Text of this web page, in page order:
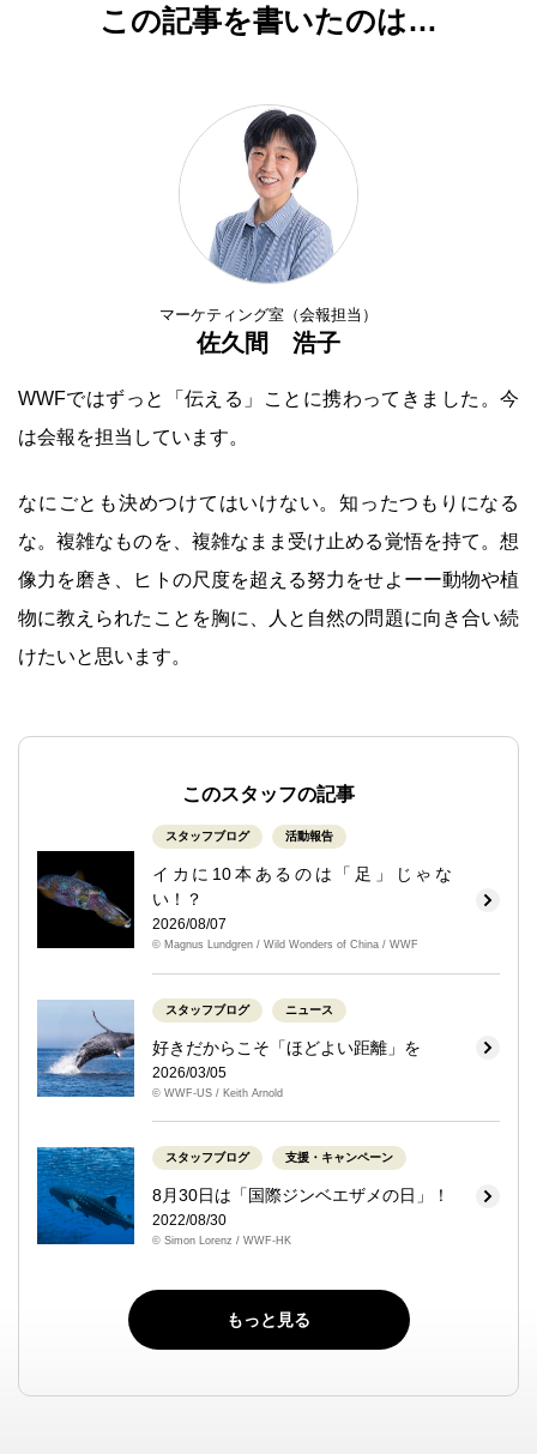
この記事を書いたのは…
マーケティング室（会報担当）
佐久間 浩子
WWFではずっと「伝える」ことに携わってきました。今
は会報を担当しています。
なにごとも決めつけてはいけない。知ったつもりになる
な。複雑なものを、複雑なまま受け止める覚悟を持て。想
像力を磨き、ヒトの尺度を超える努力をせよーー動物や植
物に教えられたことを胸に、人と自然の問題に向き合い続
けたいと思います。
このスタッフの記事
スタッフブログ 活動報告
イカに10本あるのは「足」じゃな
い！？
2026/08/07
© Magnus Lundgren / Wild Wonders of China / WWF
スタッフブログ ニュース
好きだからこそ「ほどよい距離」を
2026/03/05
© WWF-US / Keith Arnold
スタッフブログ 支援・キャンペーン
8月30日は「国際ジンベエザメの日」！
2022/08/30
© Simon Lorenz / WWF-HK
もっと見る